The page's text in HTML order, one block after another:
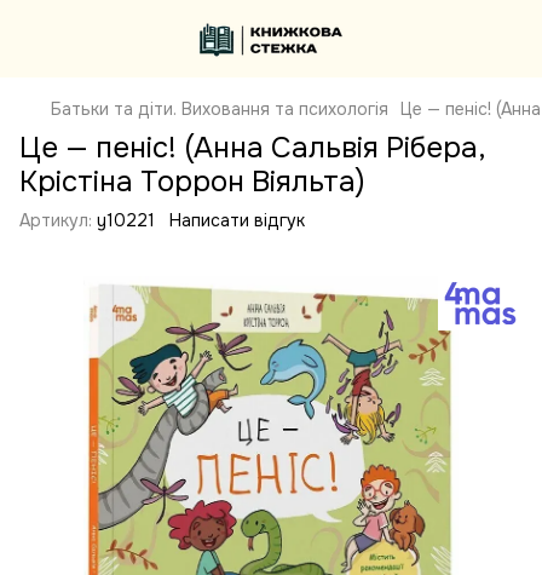
Батьки та діти. Виховання та психологія Це — пеніс!
Це — пеніс! (Анна Сальвія Рібера,
Крістіна Торрон Віяльта)
Артикул: y10221 Написати відгук